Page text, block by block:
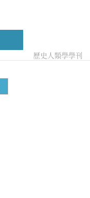
歷史人類學學刊